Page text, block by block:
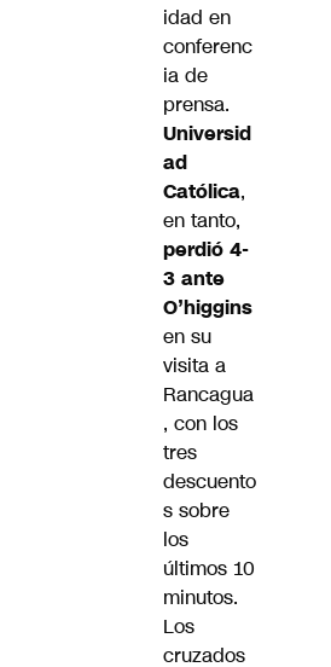
idad en
conferenc
ia de
prensa.
Universid
ad
Católica,
en tanto,
perdió 4-
3 ante
O’higgins
en su
visita a
Rancagua
, con los
tres
descuento
s sobre
los
últimos 10
minutos.
Los
cruzados